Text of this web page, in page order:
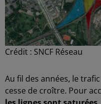
Crédit : SNCF Réseau
Au fil des années, le
cesse de croître. Pour